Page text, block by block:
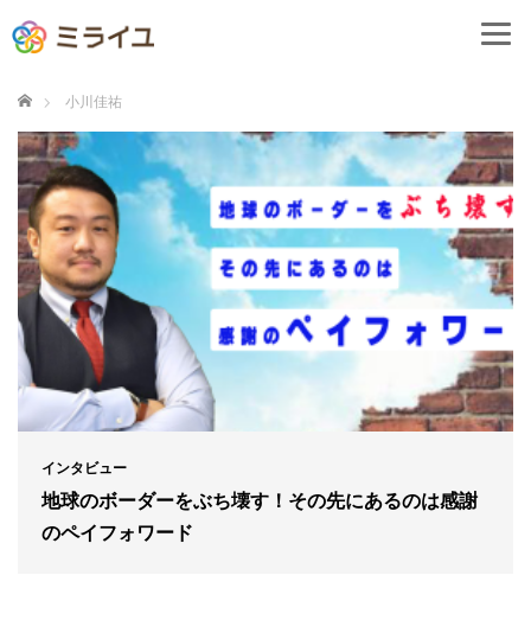
ホーム 小川佳祐
インタビュー
地球のボーダーをぶち壊す！その先にあるのは感謝
のペイフォワード